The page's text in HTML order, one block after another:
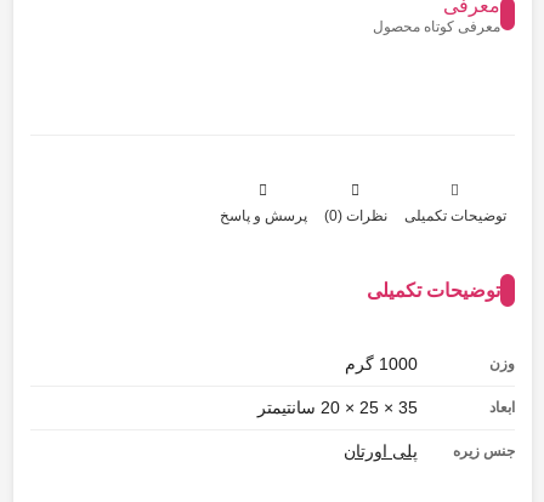
معرفی
معرفی کوتاه محصول
توضیحات تکمیلی نظرات (0) پرسش و پاسخ
توضیحات تکمیلی
وزن 1000 گرم
ابعاد 35 × 25 × 20 سانتیمتر
جنس زیره پلی اورتان